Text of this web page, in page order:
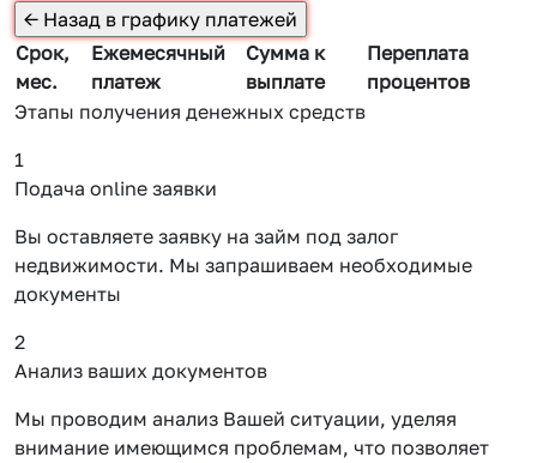
Срок,
мес.
Ежемесячный
платеж
Сумма к
выплате
Переплата
процентов
Этапы получения денежных средств
1
Подача online заявки
Вы оставляете заявку на займ под залог
недвижимости. Мы запрашиваем необходимые
документы
2
Анализ ваших документов
Мы проводим анализ Вашей ситуации, уделяя
внимание имеющимся проблемам, что позволяет